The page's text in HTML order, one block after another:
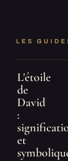
LES
L'étoile
de
David
:
et